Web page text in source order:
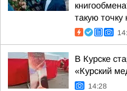
такую
В Курске
«Курский
14:28